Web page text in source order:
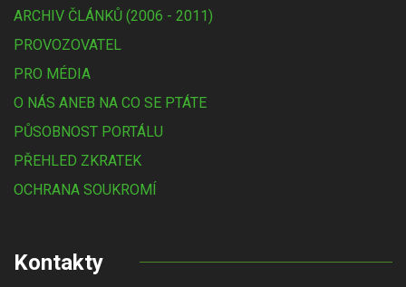
ARCHIV ČLÁNKŮ (2006 - 2011)
PROVOZOVATEL
PRO MÉDIA
O NÁS ANEB NA CO SE PTÁTE
PŮSOBNOST PORTÁLU
PŘEHLED ZKRATEK
OCHRANA SOUKROMÍ
Kontakty